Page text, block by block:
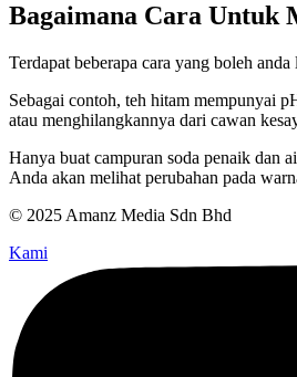
Bagaimana Cara Untuk
Terdapat beberapa cara yang boleh
Sebagai contoh, teh hitam mempunyai
atau menghilangkannya dari cawan
Hanya buat campuran soda penaik dan
Anda akan melihat perubahan pada
© 2025 Amanz Media Sdn Bhd
Kami